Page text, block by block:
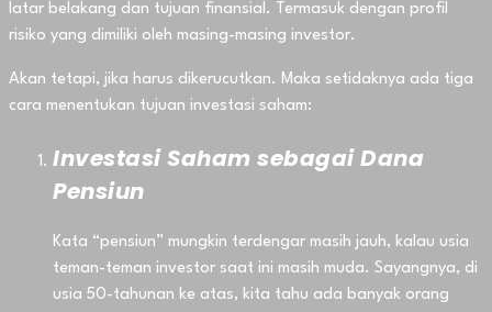
latar belakang dan tujuan finansial. Termasuk dengan profil
risiko yang dimiliki oleh masing-masing investor.
Akan tetapi, jika harus dikerucutkan. Maka setidaknya ada tiga
cara menentukan tujuan investasi saham:
Investasi Saham sebagai Dana
Pensiun
Kata “pensiun” mungkin terdengar masih jauh, kalau usia
teman-teman investor saat ini masih muda. Sayangnya, di
usia 50-tahunan ke atas, kita tahu ada banyak orang